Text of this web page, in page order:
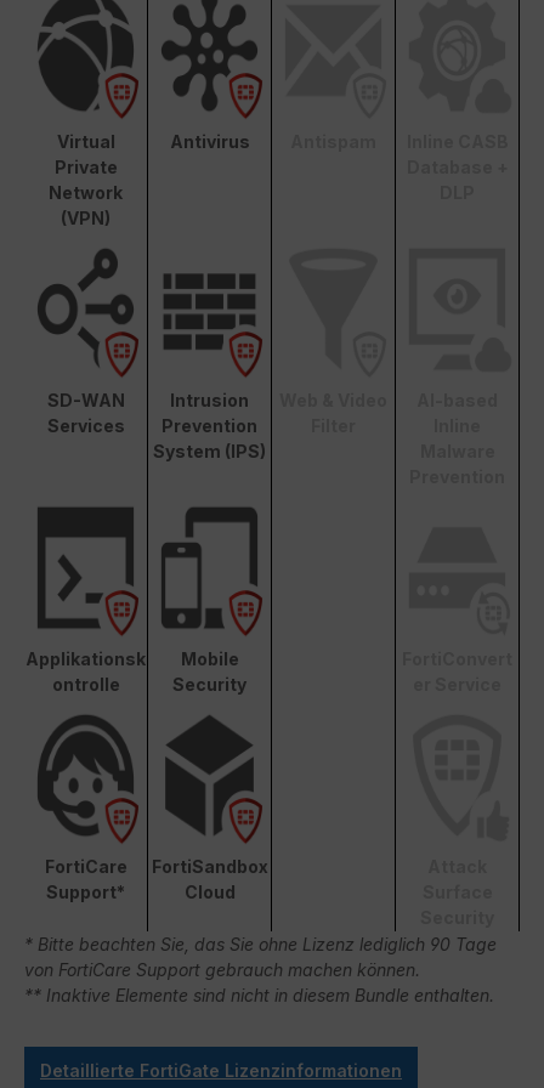
Virtual
Private
Network
(VPN)
Antivirus
SD-WAN
Services
Intrusion
Prevention
System (IPS)
Applikationsk
ontrolle
Mobile
Security
FortiCare
Support*
FortiSandbox
Cloud
* Bitte beachten Sie, das Sie ohne Lizenz lediglich 90 Tage
von FortiCare Support gebrauch machen können.
** Inaktive Elemente sind nicht in diesem Bundle enthalten.
Detaillierte FortiGate Lizenzinformationen